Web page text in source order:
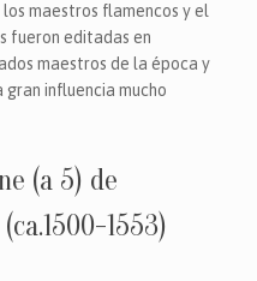
maestros flamencos y el
fueron editadas en
maestros de la época y
influencia mucho
(a 5) de
1553)